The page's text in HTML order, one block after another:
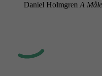
Daniel Holmgren A